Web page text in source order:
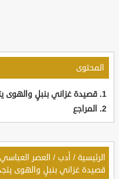
المحتوى
قصيدة غزاني بنبلٍ والهوى
المراجع
الرئيسية / أدب / العصر العباسي
قصيدة غزاني بنبلٍ والهوى